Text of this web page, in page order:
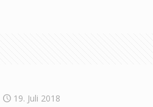
19. Juli 2018